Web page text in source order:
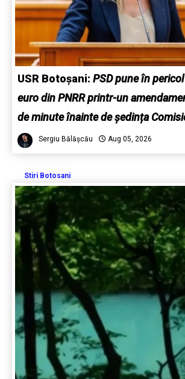
USR Botoșani: PSD pune în
euro din PNRR printr-un
de minute înainte de ședința
Sergiu Bălășcău Aug 05, 2026
Stiri Botosani